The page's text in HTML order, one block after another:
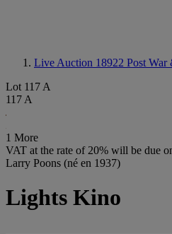
Live Auction 18922 Post War
Lot 117 A
117 A
1 More
VAT at the rate of 20% will be due
Larry Poons (né en 1937)
Lights Kino